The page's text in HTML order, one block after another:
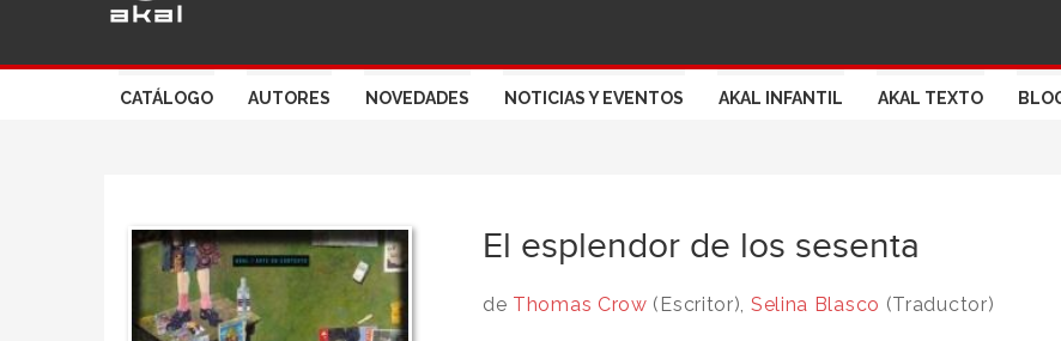
CATÁLOGO AUTORES NOVEDADES NOTICIAS Y EVENTOS AKAL INFANTIL AKAL TEXTO
El esplendor de los sesenta
de Thomas Crow (Escritor), Selina Blasco (Traductor)